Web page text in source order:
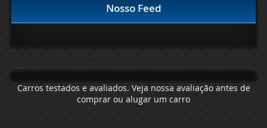
Nosso Feed
Carros testados e avaliados. Veja nossa avaliação antes de
comprar ou alugar um carro